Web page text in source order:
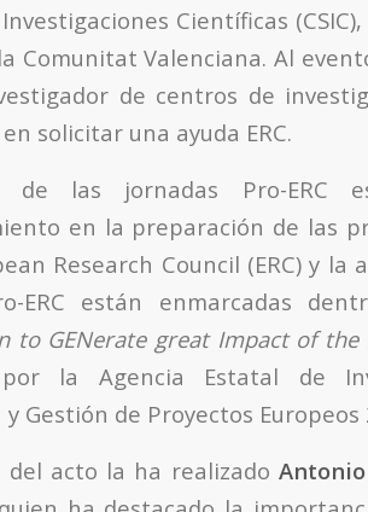
Científicas
Comunitat Valenciana. Al
de centros de
solicitar una ayuda ERC.
de las jornadas Pro-ERC
en la preparación de las
Research Council (ERC) y
ERC están enmarcadas
to GENerate great Impact of
la Agencia Estatal de
Gestión de Proyectos Europeos
del acto la ha realizado